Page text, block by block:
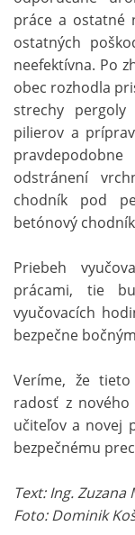
práce a ostatné
ostatných
neefektívna. Po
obec rozhodla
strechy
pilierov a
odstránení
chodník pod
betónový
Priebeh
prácami, tie
vyučovacích
bezpečne
Veríme, že
radosť z nového
učiteľov a novej
bezpečnému
Text: Ing. Zuzana
Foto: Dominik